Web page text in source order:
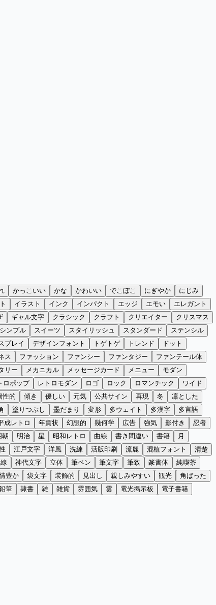
かっこいい かな かわいい でこぼこ にぎやか
にじみ
イラスト インク インパクト エッジ エモい
エレガント
ギャル文字 クラシック クラフト クリエイター
クリスマス
シンプル スイーツ スタイリッシュ スタンダード
ステンシル
プレイ デザインフォント トゲトゲ トレンド
ドット
ス ファッション ファンシー ファンタジー
ファンテール体
リー メカニカル メッセージカード メニュー
モダン
ロポップ レトロモダン ロゴ ロック ロマンチック
ワイド
性的 傾き 優しい 元気 公共サイン 再現 冬
凛とした
塗りつぶし 墨だまり 変形 多ウェイト 多漢字
多言語
成レトロ 年賀状 幻想的 幾何学 広告 強気 影付き
忍者
朝 明治 星 昭和レトロ 曲線 書き間違い 書籍
月
江戸文字 洋風 洗練 活版印刷 流麗 混植フォント
清楚
神代文字 立体 筆ペン 筆文字 筆致 篆書体
純喫茶
豊か 袋文字 装飾的 見出し 親しみやすい 観光
角ばった
筆 隷書 雑 雑貨 雰囲気 雲 電光掲示板
電子書籍